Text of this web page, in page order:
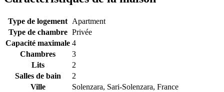
Type de logement Apartment
Type de chambre Privée
Capacité maximale 4
Chambres
3
Lits
2
Salles de bain
2
Ville
Solenzara, Sari-Solenzara, France